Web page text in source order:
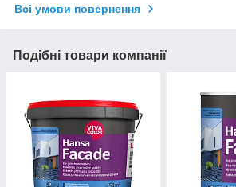
Всі умови повернення
Подібні товари компанії